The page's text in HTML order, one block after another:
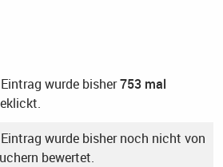
wurde bisher753 mal
wurde bisher noch nicht von
bewertet.